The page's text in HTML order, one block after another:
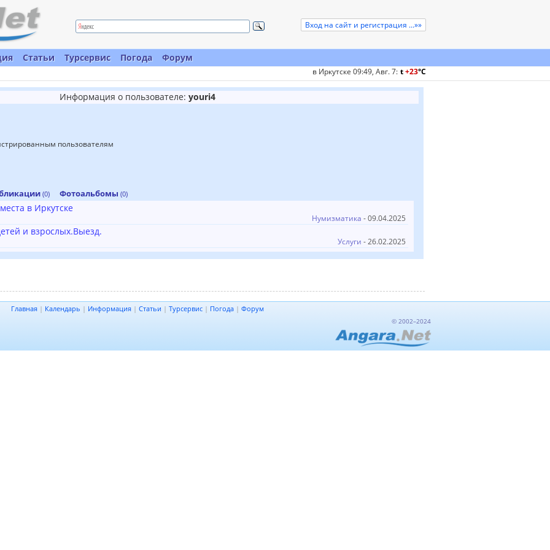
Вход на сайт и регистрация ...»»
Статьи Турсервис Погода Форум
в Иркутске 09:49, Авг. 7: t+23°C
Информация о пользователе: youri4
пользователям
(0) Фотоальбомы (0)
в Иркутске
Нумизматика - 09.04.2025
и взрослых.Выезд.
Услуги - 26.02.2025
Главная | Календарь | Информация | Статьи | Турсервис | Погода | Форум
© 2002–2024